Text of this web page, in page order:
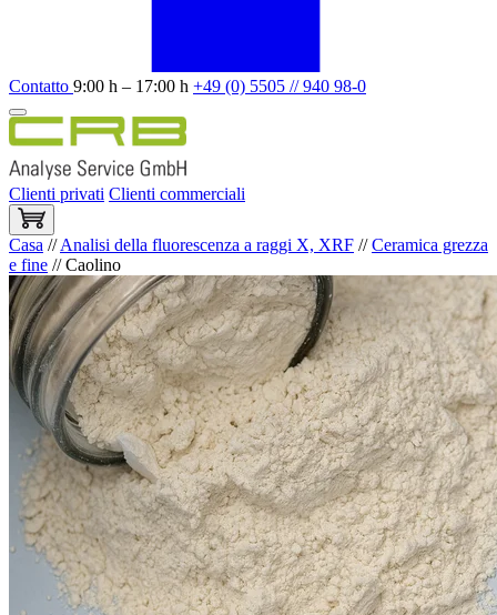
Contatto 9:00 h – 17:00 h +49 (0) 5505 // 940 98-0
Clienti privati Clienti commerciali
Casa //Analisi della fluorescenza a raggi X, XRF //Ceramica grezza
e fine //Caolino